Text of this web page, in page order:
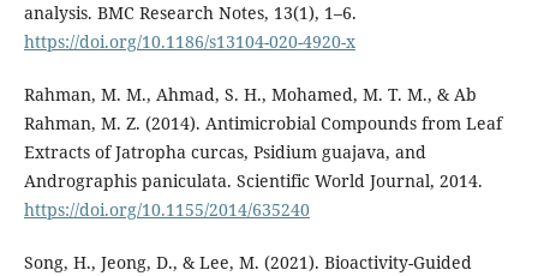
analysis. BMC Research Notes, 13(1), 1–6.
https://doi.org/10.1186/s13104-020-4920-x
Rahman, M. M., Ahmad, S. H., Mohamed, M. T. M., & Ab
Rahman, M. Z. (2014). Antimicrobial Compounds from Leaf
Extracts of Jatropha curcas, Psidium guajava, and
Andrographis paniculata. Scientific World Journal, 2014.
https://doi.org/10.1155/2014/635240
Song, H., Jeong, D., & Lee, M. (2021). Bioactivity-Guided